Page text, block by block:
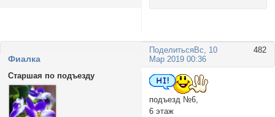
Поделиться 482
Вс, 10
Мар 2019 00:36
Фиалка
Старшая по подъезду
подъезд №6,
6 этаж